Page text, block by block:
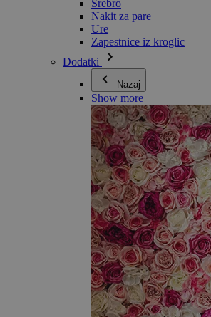
Srebro
Nakit za pare
Ure
Zapestnice iz kroglic
Dodatki
Nazaj
Show more